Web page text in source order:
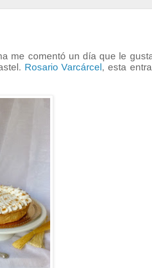
me comentó un día que le
Rosario Varcárcel , esta